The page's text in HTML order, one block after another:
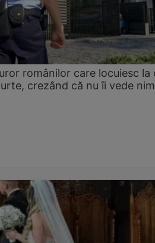
românilor care locuiesc la
crezând că nu îi vede